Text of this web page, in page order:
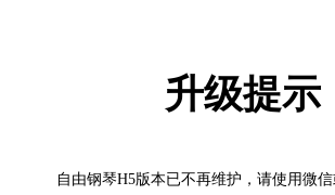
升级提示
自由钢琴H5版本已不再维护，请使用微信